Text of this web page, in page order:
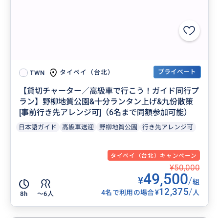
TWN タイペイ（台北） プライベート
【貸切チャーター／高級車で行こう！ガイド同行プ
ラン】野柳地質公園&十分ランタン上げ&九份散策
[事前行き先アレンジ可]（6名まで同額参加可能）
日本語ガイド 高級車送迎 野柳地質公園 行き先アレンジ可
タイペイ（台北）キャンペーン
8h 〜6人
¥50,000
¥49,500/組
4名で利用の場合¥12,375/人